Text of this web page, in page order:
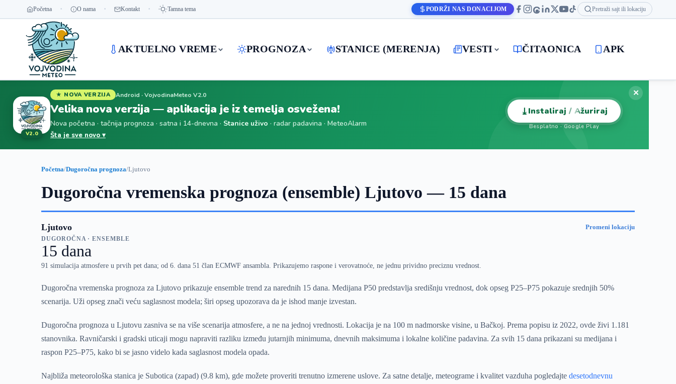
Početna O nama Kontakt Tamna tema PODRŽI NAS DONACIJOM Pretraži sajt ili lokaciju
AKTUELNO VREME PROGNOZA STANICE (MERENJA) VESTI ČITAONICA APK
V2.0
★ NOVA VERZIJA Android · VojvodinaMeteo V2.0
Velika nova verzija — aplikacija je iz temelja osvežena!
Nova početna · tačnija prognoza · satna i 14-dnevna · Stanice uživo · radar padavina · MeteoAlarm
Šta je sve novo ▾
⤓Instaliraj / Ažuriraj
Besplatno · Google Play
✕
Početna/Dugoročna prognoza/Ljutovo
Dugoročna vremenska prognoza (ensemble) Ljutovo — 15 dana
Ljutovo Promeni lokaciju
DUGOROČNA · ENSEMBLE
15 dana
91 simulacija atmosfere u prvih pet dana; od 6. dana 51 član ECMWF ansambla. Prikazujemo raspone i verovatnoće, ne jednu prividno preciznu vrednost.
Dugoročna vremenska prognoza za Ljutovo prikazuje ensemble trend za narednih 15 dana. Medijana P50 predstavlja središnju vrednost, dok opseg P25–P75 pokazuje srednjih 50%
scenarija. Uži opseg znači veću saglasnost modela; širi opseg upozorava da je ishod manje izvestan.
Dugoročna prognoza u Ljutovu zasniva se na više scenarija atmosfere, a ne na jednoj vrednosti. Lokacija je na 100 m nadmorske visine, u Bačkoj. Prema popisu iz 2022, ovde živi 1.181
stanovnika. Ravničarski i gradski uticaji mogu napraviti razliku između jutarnjih minimuma, dnevnih maksimuma i lokalne količine padavina. Za svih 15 dana prikazani su medijana i
raspon P25–P75, kako bi se jasno videlo kada saglasnost modela opada.
Najbliža meteorološka stanica je Subotica (zapad) (9.8 km), gde možete proveriti trenutno izmerene uslove. Za satne detalje, meteograme i kvalitet vazduha pogledajtedesetodnevnu